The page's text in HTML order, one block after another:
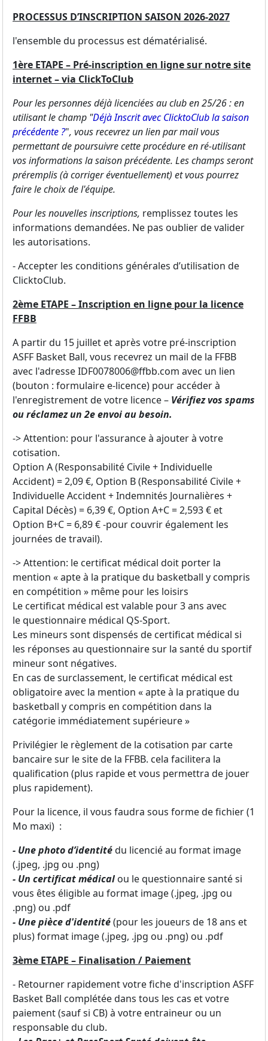
PROCESSUS D’INSCRIPTION SAISON 2026-2027
l'ensemble du processus est dématérialisé.
1ère ETAPE – Pré-inscription en ligne sur notre site
internet – via ClickToClub
Pour les personnes déjà licenciées au club en 25/26 : en
utilisant le champ "Déjà Inscrit avec ClicktoClub la saison
précédente ?", vous recevrez un lien par mail vous
permettant de poursuivre cette procédure en ré-utilisant
vos informations la saison précédente. Les champs seront
préremplis (à corriger éventuellement) et vous pourrez
faire le choix de l'équipe.
Pour les nouvelles inscriptions, remplissez toutes les
informations demandées. Ne pas oublier de valider
les autorisations.
- Accepter les conditions générales d’utilisation de
ClicktoClub.
2ème ETAPE – Inscription en ligne pour la licence
FFBB
A partir du 15 juillet et après votre pré-inscription
ASFF Basket Ball, vous recevrez un mail de la FFBB
avec l'adresse IDF0078006@ffbb.com avec un lien
(bouton : formulaire e-licence) pour accéder à
l'enregistrement de votre licence – Vérifiez vos spams
ou réclamez un 2e envoi au besoin.
-> Attention: pour l'assurance à ajouter à votre
cotisation.
Option A (Responsabilité Civile + Individuelle
Accident) = 2,09 €, Option B (Responsabilité Civile +
Individuelle Accident + Indemnités Journalières +
Capital Décès) = 6,39 €, Option A+C = 2,593 € et
Option B+C = 6,89 € -pour couvrir également les
journées de travail).
-> Attention: le certificat médical doit porter la
mention « apte à la pratique du basketball y compris
en compétition » même pour les loisirs
Le certificat médical est valable pour 3 ans avec
le questionnaire médical QS-Sport.
Les mineurs sont dispensés de certificat médical si
les réponses au questionnaire sur la santé du sportif
mineur sont négatives.
En cas de surclassement, le certificat médical est
obligatoire avec la mention « apte à la pratique du
basketball y compris en compétition dans la
catégorie immédiatement supérieure »
Privilégier le règlement de la cotisation par carte
bancaire sur le site de la FFBB. cela facilitera la
qualification (plus rapide et vous permettra de jouer
plus rapidement).
Pour la licence, il vous faudra sous forme de fichier (1
Mo maxi) :
- Une photo d’identitédu licencié au format image
(.jpeg, .jpg ou .png)
- Un certificat médicalou le questionnaire santé si
vous êtes éligible au format image (.jpeg, .jpg ou
.png) ou .pdf
- Une pièce d'identité(pour les joueurs de 18 ans et
plus) format image (.jpeg, .jpg ou .png) ou .pdf
3ème ETAPE – Finalisation / Paiement
- Retourner rapidement votre fiche d'inscription ASFF
Basket Ball complétée dans tous les cas et votre
paiement (sauf si CB) à votre entraineur ou un
responsable du club.